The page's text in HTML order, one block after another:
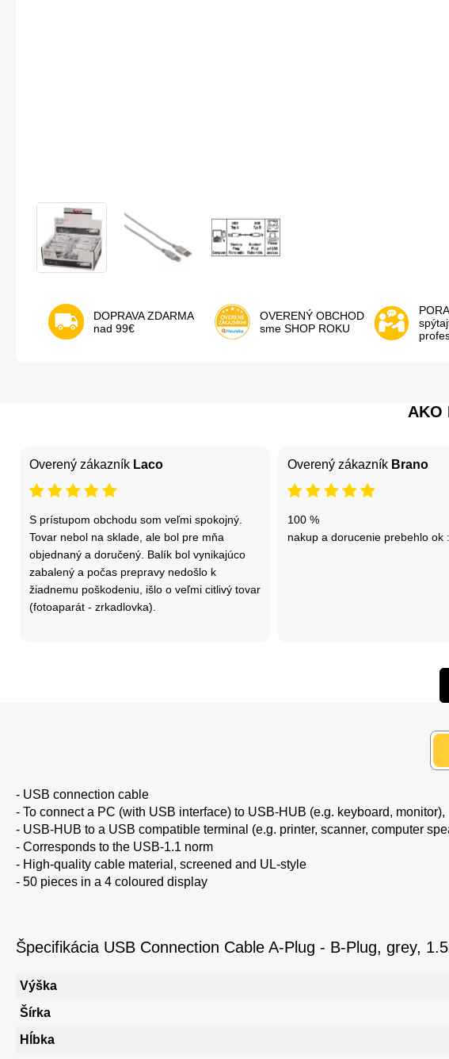
DOPRAVA ZDARMA
nad 99€
OVERENÝ OBCHOD
sme SHOP ROKU
AKO
Overený zákazník Laco
S prístupom obchodu som veľmi spokojný.
Tovar nebol na sklade, ale bol pre mňa
objednaný a doručený. Balík bol vynikajúco
zabalený a počas prepravy nedošlo k
žiadnemu poškodeniu, išlo o veľmi citlivý tovar
(fotoaparát - zrkadlovka).
Overený zákazník Brano
100 %
nakup a dorucenie prebehlo ok
- USB connection cable
- To connect a PC (with USB interface) to USB-HUB (e.g. keyboard, monitor),
- USB-HUB to a USB compatible terminal (e.g. printer, scanner, computer
- Corresponds to the USB-1.1 norm
- High-quality cable material, screened and UL-style
- 50 pieces in a 4 coloured display
Špecifikácia USB Connection Cable A-Plug - B-Plug, grey,
Výška
Šírka
Hĺbka